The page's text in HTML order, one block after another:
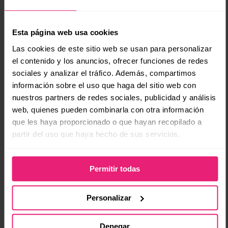
Esta página web usa cookies
Las cookies de este sitio web se usan para personalizar
el contenido y los anuncios, ofrecer funciones de redes
sociales y analizar el tráfico. Además, compartimos
información sobre el uso que haga del sitio web con
nuestros partners de redes sociales, publicidad y análisis
web, quienes pueden combinarla con otra información
que les haya proporcionado o que hayan recopilado a
partir del uso que haya hecho de sus servicios.
Permitir todas
Personalizar
Paper Boy
lista, ya quele da prioridad a las imagines
antes que el contenidoasí que si necesitas algo
más visual puedes apoyarte en Paper Boy.
Después de crear tu calendario y tener bastante
entonces debes crear varios titulares, el título es
sumamente importante a la hora de comercializar
tu marketing de contenidos.